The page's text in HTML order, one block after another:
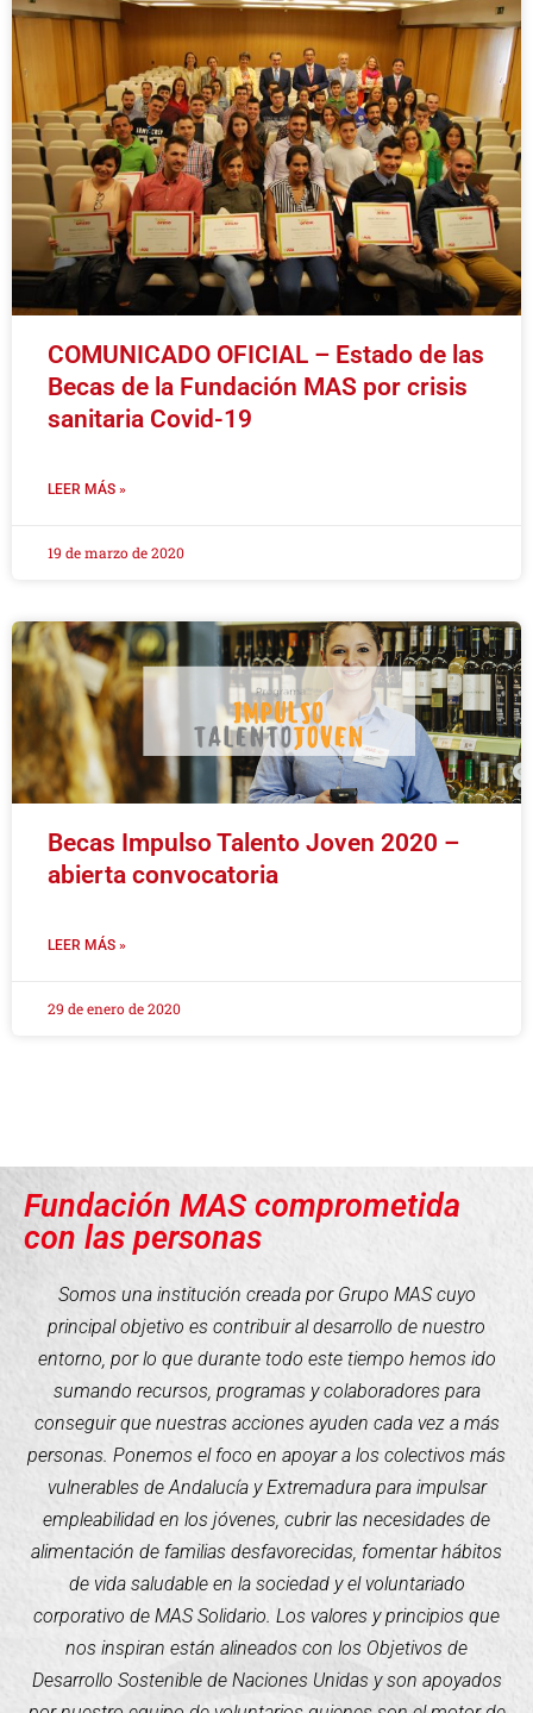
COMUNICADO OFICIAL – Estado de las
Becas de la Fundación MAS por crisis
sanitaria Covid-19
LEER MÁS »
19 de marzo de 2020
Becas Impulso Talento Joven 2020 –
abierta convocatoria
LEER MÁS »
29 de enero de 2020
Fundación MAS comprometida
con las personas
Somos una institución creada por Grupo MAS cuyo
principal objetivo es contribuir al desarrollo de nuestro
entorno, por lo que durante todo este tiempo hemos ido
sumando recursos, programas y colaboradores para
conseguir que nuestras acciones ayuden cada vez a más
personas. Ponemos el foco en apoyar a los colectivos más
vulnerables de Andalucía y Extremadura para impulsar
empleabilidad en los jóvenes, cubrir las necesidades de
alimentación de familias desfavorecidas, fomentar hábitos
de vida saludable en la sociedad y el voluntariado
corporativo de MAS Solidario. Los valores y principios que
nos inspiran están alineados con los Objetivos de
Desarrollo Sostenible de Naciones Unidas y son apoyados